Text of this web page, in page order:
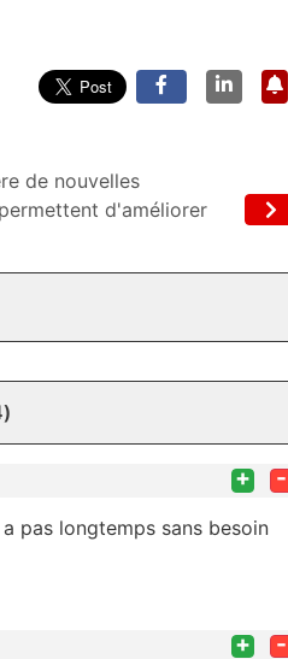
de nouvelles
d'améliorer
+ -
pas longtemps sans besoin
+ -